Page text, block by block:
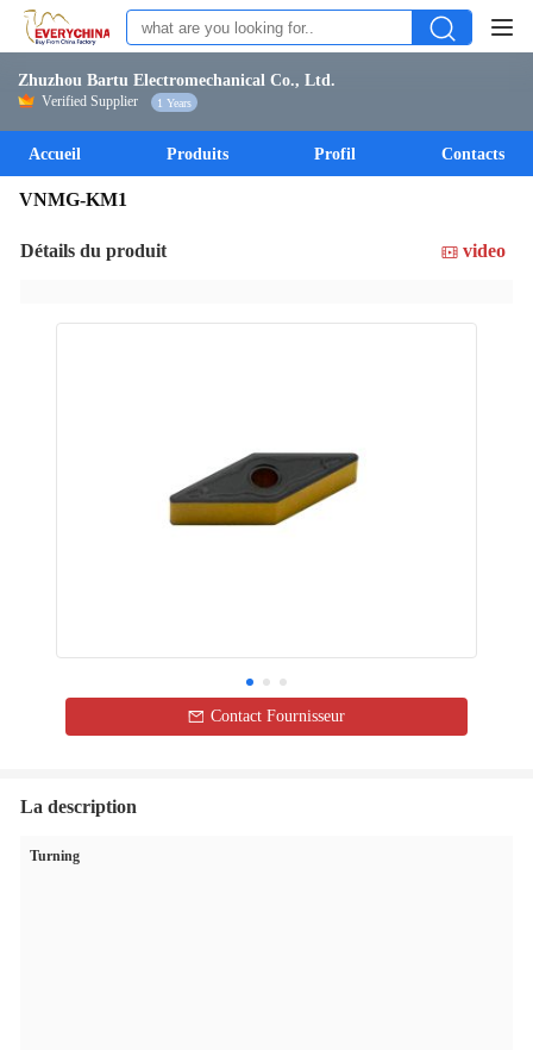
Zhuzhou Bartu Electromechanical Co., Ltd.
Verified Supplier 1 Years
Accueil Produits Profil Contacts
VNMG-KM1
Détails du produit video
Contact Fournisseur
La description
Turning